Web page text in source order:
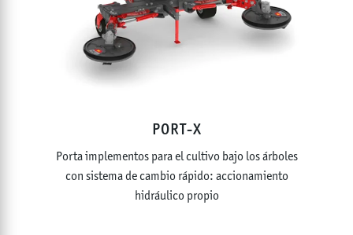
PORT-X
Porta implementos para el cultivo bajo los árboles
con sistema de cambio rápido: accionamiento
hidráulico propio